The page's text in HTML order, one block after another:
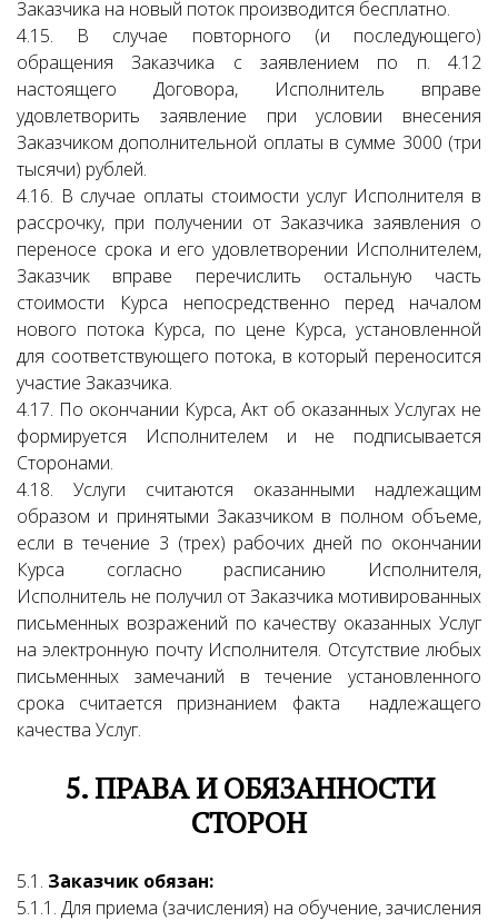
Заказчика на новый поток производится бесплатно.
4.15. В случае повторного (и последующего)
обращения Заказчика с заявлением по п. 4.12
настоящего Договора, Исполнитель вправе
удовлетворить заявление при условии внесения
Заказчиком дополнительной оплаты в сумме 3000 (три
тысячи) рублей.
4.16. В случае оплаты стоимости услуг Исполнителя в
рассрочку, при получении от Заказчика заявления о
переносе срока и его удовлетворении Исполнителем,
Заказчик вправе перечислить остальную часть
стоимости Курса непосредственно перед началом
нового потока Курса, по цене Курса, установленной
для соответствующего потока, в который переносится
участие Заказчика.
4.17. По окончании Курса, Акт об оказанных Услугах не
формируется Исполнителем и не подписывается
Сторонами.
4.18. Услуги считаются оказанными надлежащим
образом и принятыми Заказчиком в полном объеме,
если в течение 3 (трех) рабочих дней по окончании
Курса согласно расписанию Исполнителя,
Исполнитель не получил от Заказчика мотивированных
письменных возражений по качеству оказанных Услуг
на электронную почту Исполнителя. Отсутствие любых
письменных замечаний в течение установленного
срока считается признанием факта надлежащего
качества Услуг.
5. ПРАВА И ОБЯЗАННОСТИ
СТОРОН
5.1. Заказчик обязан:
5.1.1. Для приема (зачисления) на обучение, зачисления